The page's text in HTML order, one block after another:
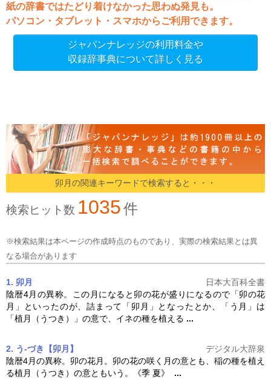
紙の辞書ではたどり着けなかった思わぬ発見も。
パソコン・タブレット・スマホからご利用できます。
ジャパンナレッジの利用料金や
収録辞事典について詳しく見る
卯月の関連キーワードで検索すると・・・
検索ヒット数 1035件
※検索結果は本ページの作成時点のものであり、実際の検索結果とは異
なる場合があります
1. 卯月
日本大百科全書
陰暦4月の異称。この月になると卯の花が盛りになるので「卯の花
月」といったのが、詰まって「 卯月 」となったとか、「う月」は
「植月（うつき）」の意で、イネの種を植える ...
2. う‐づき【卯月】
デジタル大辞泉
陰暦4月の異称。卯の花月。卯の花の咲く月の意とも、稲の種を植え
る植月（うつき）の意ともいう。《季 夏》 ...